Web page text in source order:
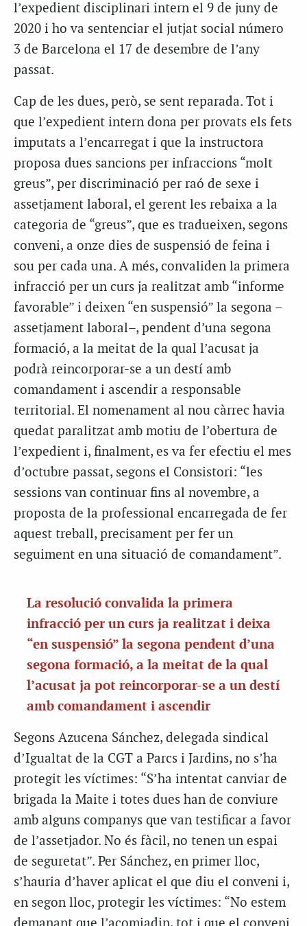
l’expedient disciplinari intern el 9 de juny de
2020 i ho va sentenciar el jutjat social número
3 de Barcelona el 17 de desembre de l’any
passat.
Cap de les dues, però, se sent reparada. Tot i
que l’expedient intern dona per provats els fets
imputats a l’encarregat i que la instructora
proposa dues sancions per infraccions “molt
greus”, per discriminació per raó de sexe i
assetjament laboral, el gerent les rebaixa a la
categoria de “greus”, que es tradueixen, segons
conveni, a onze dies de suspensió de feina i
sou per cada una. A més, convaliden la primera
infracció per un curs ja realitzat amb “informe
favorable” i deixen “en suspensió” la segona –
assetjament laboral–, pendent d’una segona
formació, a la meitat de la qual l’acusat ja
podrà reincorporar-se a un destí amb
comandament i ascendir a responsable
territorial. El nomenament al nou càrrec havia
quedat paralitzat amb motiu de l’obertura de
l’expedient i, finalment, es va fer efectiu el mes
d’octubre passat, segons el Consistori: “les
sessions van continuar fins al novembre, a
proposta de la professional encarregada de fer
aquest treball, precisament per fer un
seguiment en una situació de comandament”.
La resolució convalida la primera
infracció per un curs ja realitzat i deixa
“en suspensió” la segona pendent d’una
segona formació, a la meitat de la qual
l’acusat ja pot reincorporar-se a un destí
amb comandament i ascendir
Segons Azucena Sánchez, delegada sindical
d’Igualtat de la CGT a Parcs i Jardins, no s’ha
protegit les víctimes: “S’ha intentat canviar de
brigada la Maite i totes dues han de conviure
amb alguns companys que van testificar a favor
de l’assetjador. No és fàcil, no tenen un espai
de seguretat”. Per Sánchez, en primer lloc,
s’hauria d’haver aplicat el que diu el conveni i,
en segon lloc, protegir les víctimes: “No estem